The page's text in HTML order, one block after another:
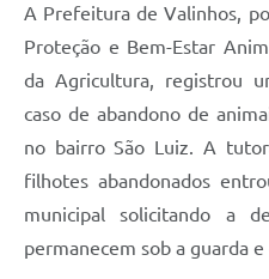
SIC
Contato
A Prefeitura de Valinhos,
Proteção e Bem-Estar
da Agricultura, registrou
caso de abandono de
no bairro São Luiz. A
filhotes abandonados
municipal solicitando a
permanecem sob a guarda